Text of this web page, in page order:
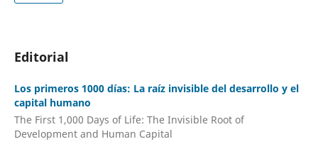
Editorial
Los primeros 1000 días: La raíz invisible del desarrollo y el
capital humano
The First 1,000 Days of Life: The Invisible Root of
Development and Human Capital